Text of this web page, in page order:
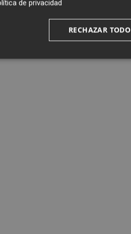
de privacidad
RECHAZAR TODO